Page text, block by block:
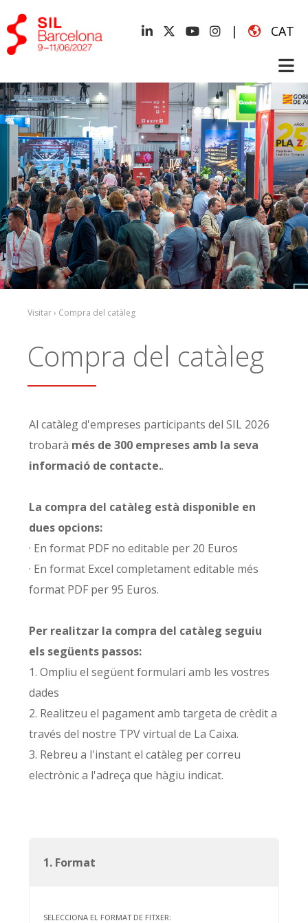
| CAT
Visitar › Compra del catàleg
Compra del catàleg
Al catàleg d'empreses participants del SIL 2026
trobarà més de 300 empreses amb la seva
informació de contacte..
La compra del catàleg està disponible en
dues opcions:
· En format PDF no editable per 20 Euros
· En format Excel completament editable més
format PDF per 95 Euros.
Per realitzar la compra del catàleg seguiu
els següents passos:
1. Ompliu el següent formulari amb les vostres
dades
2. Realitzeu el pagament amb targeta de crèdit a
través del nostre TPV virtual de La Caixa.
3. Rebreu a l'instant el catàleg per correu
electrònic a l'adreça que hàgiu indicat.
1. Format
SELECCIONA EL FORMAT DE FITXER: